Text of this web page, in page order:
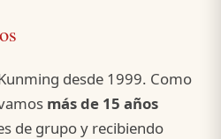
desde 1999. Como
más de 15 años
de grupo y recibiendo